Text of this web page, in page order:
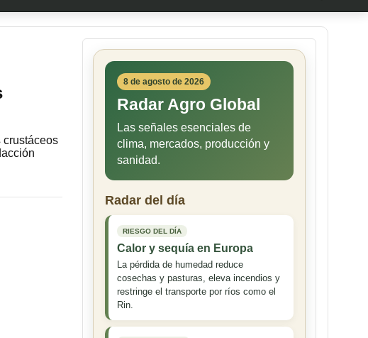
crustáceos
8 de agosto de 2026
Radar Agro Global
Las señales esenciales de
clima, mercados, producción y
sanidad.
Radar del día
RIESGO DEL DÍA
Calor y sequía en Europa
La pérdida de humedad reduce
cosechas y pasturas, eleva incendios y
restringe el transporte por ríos como el
Rin.